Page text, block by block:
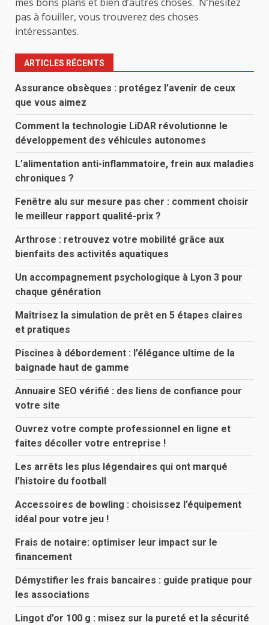
pas à fouiller, vous trouverez des choses
intéressantes.
ARTICLES RÉCENTS
Assurance obsèques : protégez l’avenir de ceux
que vous aimez
Comment la technologie LiDAR révolutionne le
développement des véhicules autonomes
L’alimentation anti-inflammatoire, frein aux maladies
chroniques ?
Fenêtre alu sur mesure pas cher : comment choisir
le meilleur rapport qualité-prix ?
Arthrose : retrouvez votre mobilité grâce aux
bienfaits des activités aquatiques
Un accompagnement psychologique à Lyon 3 pour
chaque génération
Maîtrisez la simulation de prêt en 5 étapes claires
et pratiques
Piscines à débordement : l’élégance ultime de la
baignade haut de gamme
Annuaire SEO vérifié : des liens de confiance pour
votre site
Ouvrez votre compte professionnel en ligne et
faites décoller votre entreprise !
Les arrêts les plus légendaires qui ont marqué
l’histoire du football
Accessoires de bowling : choisissez l’équipement
idéal pour votre jeu !
Frais de notaire: optimiser leur impact sur le
financement
Démystifier les frais bancaires : guide pratique pour
les associations
Lingot d’or 100 g : misez sur la pureté et la sécurité